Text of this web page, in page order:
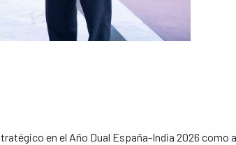
en el Año Dual España-India 2026